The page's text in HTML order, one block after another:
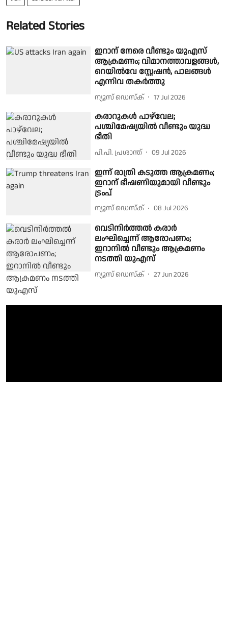
Related Stories
ഇറാന് നേരെ വീണ്ടും യുഎസ്
ആക്രമണം; വിമാനത്താവളങ്ങൾ,
റെയിൽവേ സ്റ്റേഷൻ, പാലങ്ങൾ
എന്നിവ തകർത്തു
ന്യൂസ് ഡെസ്ക് 17 Jul 2026
കരാറുകള്‍ പാഴ്‌വേല;
പശ്ചിമേഷ്യയില്‍ വീണ്ടും യുദ്ധ
ഭീതി
പി.പി. പ്രശാന്ത് 09 Jul 2026
ഇന്ന് രാത്രി കടുത്ത ആക്രമണം;
ഇറാന് ഭീഷണിയുമായി വീണ്ടും
ട്രംപ്
ന്യൂസ് ഡെസ്ക് 08 Jul 2026
വെടിനിര്‍ത്തല്‍ കരാര്‍
ലംഘിച്ചെന്ന് ആരോപണം;
ഇറാനില്‍ വീണ്ടും ആക്രമണം
നടത്തി യുഎസ്
ന്യൂസ് ഡെസ്ക് 27 Jun 2026